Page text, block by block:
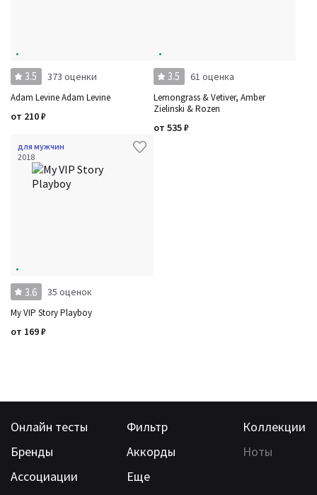
3.5 373 оценки
Adam Levine Adam Levine
от 210₽
3.5 61 оценка
Lemongrass & Vetiver, Amber
Zielinski & Rozen
от 535₽
для мужчин
2018
3.6 35 оценок
My VIP Story Playboy
от 169₽
Онлайн тесты Фильтр
Коллекции
Бренды
Аккорды
Ноты
Ассоциации
Еще